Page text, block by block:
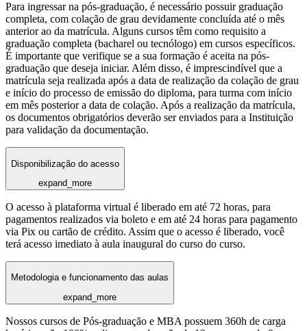
Para ingressar na pós-graduação, é necessário possuir graduação
completa, com colação de grau devidamente concluída até o mês
anterior ao da matrícula. Alguns cursos têm como requisito a
graduação completa (bacharel ou tecnólogo) em cursos específicos.
É importante que verifique se a sua formação é aceita na pós-
graduação que deseja iniciar. Além disso, é imprescindível que a
matrícula seja realizada após a data de realização da colação de grau
e início do processo de emissão do diploma, para turma com início
em mês posterior a data de colação. Após a realização da matrícula,
os documentos obrigatórios deverão ser enviados para a Instituição
para validação da documentação.
Disponibilização do acesso
expand_more
O acesso à plataforma virtual é liberado em até 72 horas, para
pagamentos realizados via boleto e em até 24 horas para pagamento
via Pix ou cartão de crédito. Assim que o acesso é liberado, você
terá acesso imediato à aula inaugural do curso do curso.
Metodologia e funcionamento das aulas
expand_more
Nossos cursos de Pós-graduação e MBA possuem 360h de carga